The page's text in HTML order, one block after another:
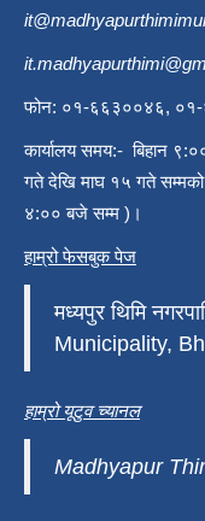
फोन: ०१-६६३००४६,
कार्यालय समय:- बिहान
गते देखि माघ १५ गते
४:०० बजे सम्म )।
हाम्रो फेसबुक पेज
मध्यपुर थिमि
Municipality,
हाम्रो यूटुव च्यानल
Madhyapur